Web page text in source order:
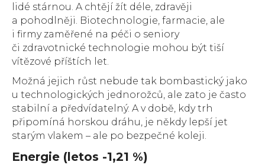
lidé stárnou. A chtějí žít déle, zdravěji
a pohodlněji. Biotechnologie, farmacie, ale
i firmy zaměřené na péči o seniory
či zdravotnické technologie mohou být tiší
vítězové příštích let.
Možná jejich růst nebude tak bombastický jako
u technologických jednorožců, ale zato je často
stabilní a předvídatelný. A v době, kdy trh
připomíná horskou dráhu, je někdy lepší jet
starým vlakem – ale po bezpečné koleji.
Energie (letos -1,21 %)